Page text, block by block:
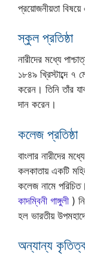
প্রয়োজনীয়তা
স্কুল প্রতিষ্ঠা
নারীদের মধ্যে
১৮৪৯ খ্রিস্টাব্দে ৭
করেন। তিনি তাঁর
দান করেন।
কলেজ প্রতিষ্ঠা
বাংলার নারীদের
কলকাতায় একটি
কলেজ নামে
কাদম্বিনী গাঙ্গুলী )
হল ভারতীয়
অন্যান্য